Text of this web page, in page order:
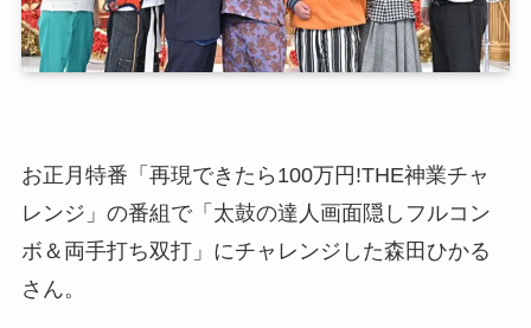
お正月特番「再現できたら100万円!THE神業チャ
レンジ」の番組で「太鼓の達人画面隠しフルコン
ボ＆両手打ち双打」にチャレンジした森田ひかる
さん。